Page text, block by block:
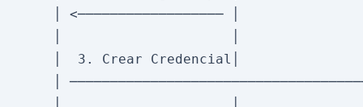
│ <────────────────── │
│  3. Crear Credencial│
│